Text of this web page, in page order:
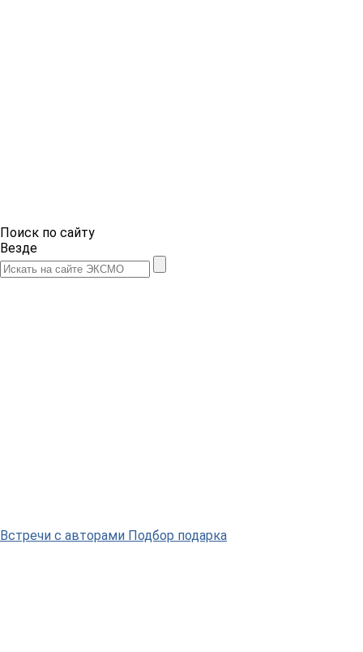
Поиск по сайту
Везде
Встречи с авторами Подбор подарка